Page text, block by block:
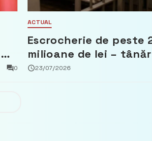
0
ACTUAL
Escrocherie de peste
milioane de lei – tânăr
din capitală riscă
23/07/2026